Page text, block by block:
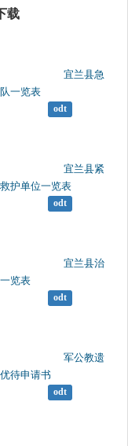
载
一览表
odt
护单位一览表
odt
览表
odt
待申请书
odt